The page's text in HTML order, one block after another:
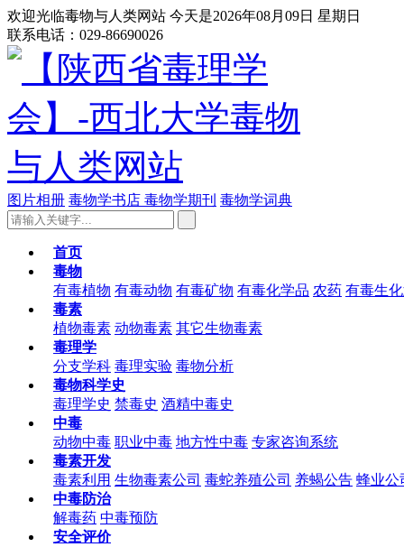
欢迎光临毒物与人类网站 今天是2026年08月09日 星期日
联系电话：029-86690026
图片相册 毒物学书店 毒物学期刊 毒物学词典
首页
毒物
有毒植物 有毒动物 有毒矿物 有毒化学品 农药 有毒生
毒素
植物毒素 动物毒素 其它生物毒素
毒理学
分支学科 毒理实验 毒物分析
毒物科学史
毒理学史 禁毒史 酒精中毒史
中毒
动物中毒 职业中毒 地方性中毒 专家咨询系统
毒素开发
毒素利用 生物毒素公司 毒蛇养殖公司 养蝎公告 蜂业公
中毒防治
解毒药 中毒预防
安全评价